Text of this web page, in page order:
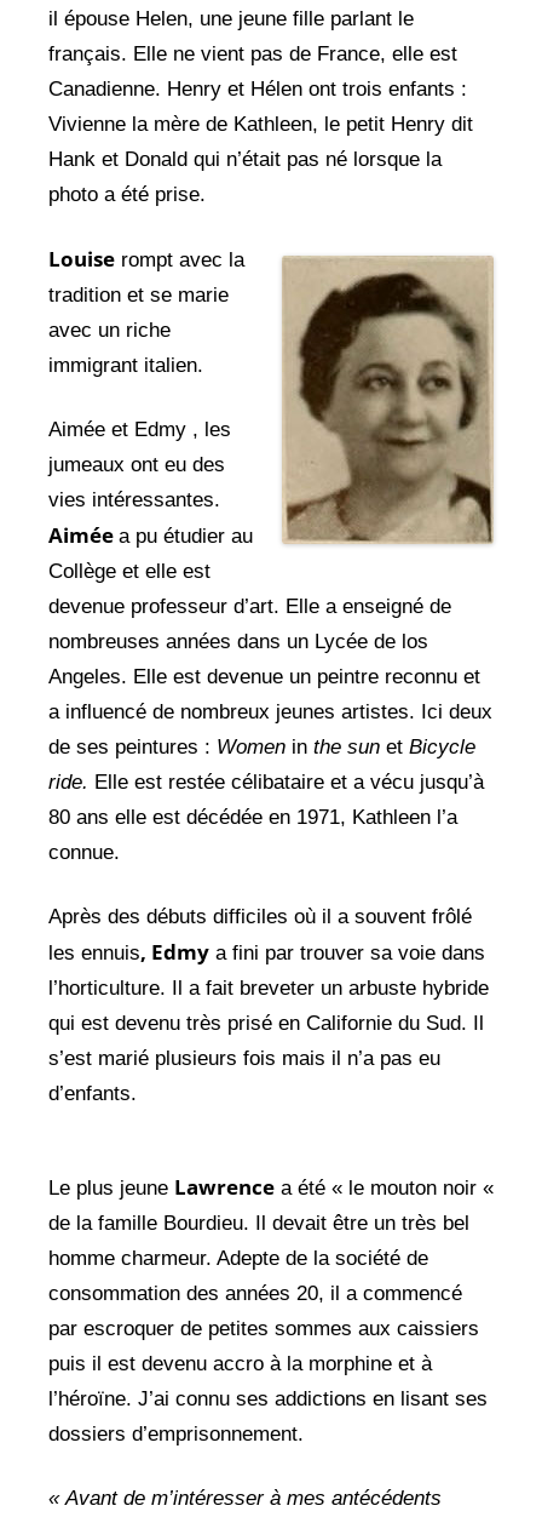
il épouse Helen, une jeune fille parlant le
français. Elle ne vient pas de France, elle est
Canadienne. Henry et Hélen ont trois enfants :
Vivienne la mère de Kathleen, le petit Henry dit
Hank et Donald qui n’était pas né lorsque la
photo a été prise.
Louise rompt avec la
tradition et se marie
avec un riche
immigrant italien.
Aimée et Edmy , les
jumeaux ont eu des
vies intéressantes.
Aimée a pu étudier au
Collège et elle est
devenue professeur d’art. Elle a enseigné de
nombreuses années dans un Lycée de los
Angeles. Elle est devenue un peintre reconnu et
a influencé de nombreux jeunes artistes. Ici deux
de ses peintures : Women in the sun et Bicycle
ride. Elle est restée célibataire et a vécu jusqu’à
80 ans elle est décédée en 1971, Kathleen l’a
connue.
Après des débuts difficiles où il a souvent frôlé
les ennuis, Edmy a fini par trouver sa voie dans
l’horticulture. Il a fait breveter un arbuste hybride
qui est devenu très prisé en Californie du Sud. Il
s’est marié plusieurs fois mais il n’a pas eu
d’enfants.
Le plus jeune Lawrence a été « le mouton noir «
de la famille Bourdieu. Il devait être un très bel
homme charmeur. Adepte de la société de
consommation des années 20, il a commencé
par escroquer de petites sommes aux caissiers
puis il est devenu accro à la morphine et à
l’héroïne. J’ai connu ses addictions en lisant ses
dossiers d’emprisonnement.
« Avant de m’intéresser à mes antécédents